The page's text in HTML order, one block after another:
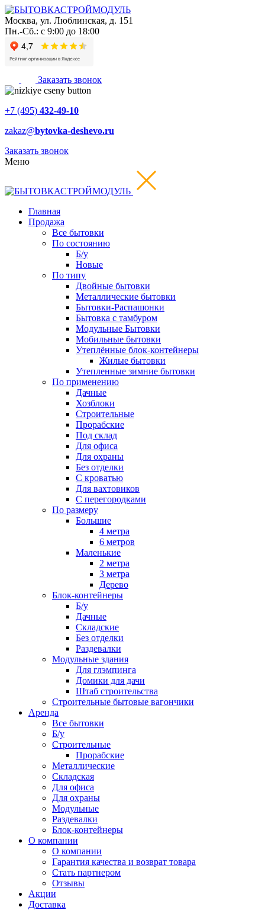
Москва, ул. Люблинская, д. 151
Пн.-Сб.: с 9:00 до 18:00
Заказать звонок
+7 (495) 432-49-10
zakaz@bytovka-deshevo.ru
Заказать звонок
Меню
Главная
Продажа
Все бытовки
По состоянию
Б/у
Новые
По типу
Двойные бытовки
Металлические бытовки
Бытовки-Распашонки
Бытовка с тамбуром
Модульные Бытовки
Мобильные бытовки
Утеплённые блок-контейнеры
Жилые бытовки
Утепленные зимние бытовки
По применению
Дачные
Хозблоки
Строительные
Прорабские
Под склад
Для офиса
Для охраны
Без отделки
С кроватью
Для вахтовиков
С перегородками
По размеру
Большие
4 метра
6 метров
Маленькие
2 метра
3 метра
Дерево
Блок-контейнеры
Б/у
Дачные
Складские
Без отделки
Раздевалки
Модульные здания
Для глэмпинга
Домики для дачи
Штаб строительства
Строительные бытовые вагончики
Аренда
Все бытовки
Б/у
Строительные
Прорабские
Металлические
Складская
Для офиса
Для охраны
Модульные
Раздевалки
Блок-контейнеры
О компании
О компании
Гарантия качества и возврат товара
Стать партнером
Отзывы
Акции
Доставка